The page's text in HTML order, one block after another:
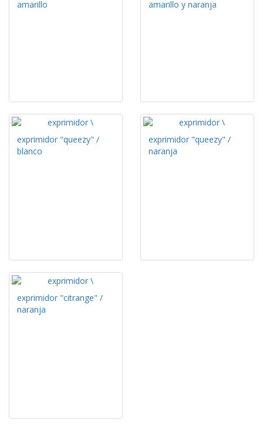
amarillo
amarillo y naranja
exprimidor "queezy" /
blanco
exprimidor "queezy" /
naranja
exprimidor "citrange" /
naranja